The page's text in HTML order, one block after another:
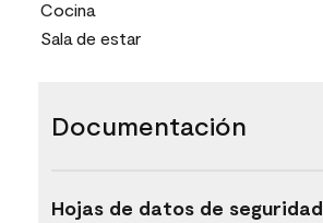
Cocina
Sala de estar
Documentación
Hojas de datos de seguridad